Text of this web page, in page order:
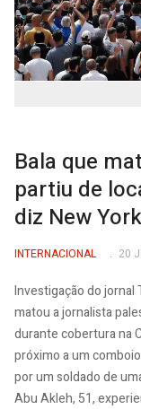
Bala que
partiu de
diz New
INTERNACIONAL 20
Investigação do jornal
matou a jornalista
durante cobertura na
próximo a um
por um soldado de
Abu Akleh, 51,